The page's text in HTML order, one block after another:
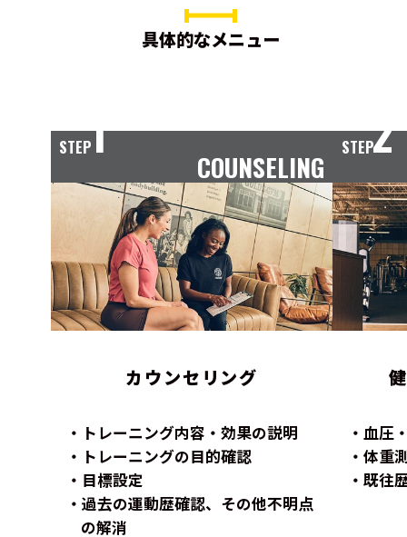
具体的なメニュー
STEP1
COUNSELING
カウンセリング
トレーニング内容・効果の説明
トレーニングの目的確認
目標設定
過去の運動歴確認、その他不明点
の解消
STEP2
血圧
体重
既往